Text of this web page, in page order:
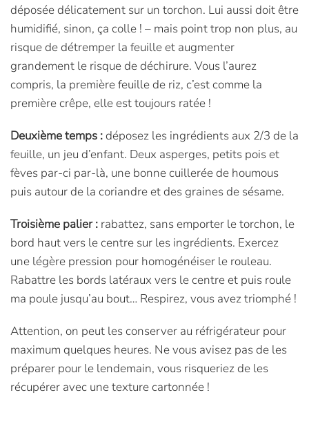
déposée délicatement sur un torchon. Lui aussi doit être
humidifié, sinon, ça colle ! – mais point trop non plus, au
risque de détremper la feuille et augmenter
grandement le risque de déchirure. Vous l’aurez
compris, la première feuille de riz, c’est comme la
première crêpe, elle est toujours ratée !
Deuxième temps :déposez les ingrédients aux 2/3 de la
feuille, un jeu d’enfant. Deux asperges, petits pois et
fèves par-ci par-là, une bonne cuillerée de houmous
puis autour de la coriandre et des graines de sésame.
Troisième palier : rabattez, sans emporter le torchon, le
bord haut vers le centre sur les ingrédients. Exercez
une légère pression pour homogénéiser le rouleau.
Rabattre les bords latéraux vers le centre et puis roule
ma poule jusqu’au bout… Respirez, vous avez triomphé !
Attention, on peut les conserver au réfrigérateur pour
maximum quelques heures. Ne vous avisez pas de les
préparer pour le lendemain, vous risqueriez de les
récupérer avec une texture cartonnée !